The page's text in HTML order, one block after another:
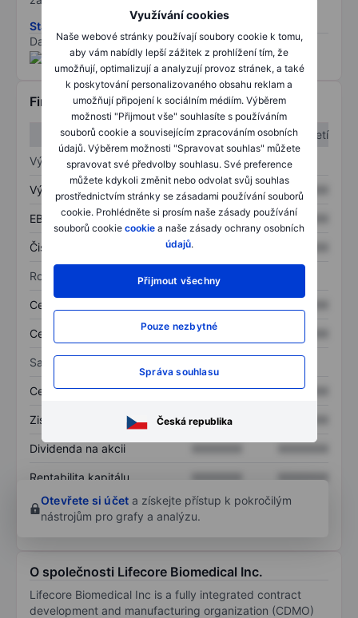
Využívání cookies
Naše webové stránky používají soubory cookie k tomu,
aby vám nabídly lepší zážitek z prohlížení tím, že
umožňují, optimalizují a analyzují provoz stránek, a také
k poskytování personalizovaného obsahu reklam a
umožňují připojení k sociálním médiím. Výběrem
možnosti "Přijmout vše" souhlasíte s používáním
souborů cookie a souvisejícím zpracováním osobních
údajů. Výběrem možnosti "Spravovat souhlas" můžete
spravovat své předvolby souhlasu. Své preference
můžete kdykoli změnit nebo odvolat svůj souhlas
prostřednictvím stránky se zásadami používání souborů
cookie. Prohlédněte si prosím naše zásady používání
souborů cookie cookie a naše zásady ochrany osobních
údajů.
Přijmout všechny
Pouze nezbytné
Správa souhlasu
Česká republika
Stáhněte si metodiku rizik ESG
Data poskytnuta od
/
Finanční informace
1. čtvrtletí
2. čtvrtletí
Výkaz zisku a ztráty
Výnos XXXXXXX XXXXXXX
EBITDA XXXXXXX XXXXXXX
Čistý příjem XXXXXXX
Rozvaha
Celková aktiva
Celkový dluh XXXXXXX
Sazby
Cena/tržby XXXXXXX XXXXXXX
Zisk na akcii XXXXXXX
Dividenda na akcii
Rentabilita kapitálu XXXXXXX
XXXXXXX
Otevřete si účet a získejte přístup k pokročilým
nástrojům pro grafy a analýzu.
O společnosti Lifecore Biomedical Inc.
Lifecore Biomedical Inc is a fully integrated contract
development and manufacturing organization (CDMO)